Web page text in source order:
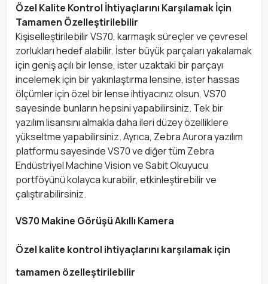
Özel Kalite Kontrol İhtiyaçlarını Karşılamak İçin
Tamamen Özelleştirilebilir
Kişiselleştirilebilir VS70, karmaşık süreçler ve çevresel
zorlukları hedef alabilir. İster büyük parçaları yakalamak
için geniş açılı bir lense, ister uzaktaki bir parçayı
incelemek için bir yakınlaştırma lensine, ister hassas
ölçümler için özel bir lense ihtiyacınız olsun, VS70
sayesinde bunların hepsini yapabilirsiniz. Tek bir
yazılım lisansını almakla daha ileri düzey özelliklere
yükseltme yapabilirsiniz. Ayrıca, Zebra Aurora yazılım
platformu sayesinde VS70 ve diğer tüm Zebra
Endüstriyel Machine Vision ve Sabit Okuyucu
portföyünü kolayca kurabilir, etkinleştirebilir ve
çalıştırabilirsiniz.
VS70 Makine Görüşü Akıllı Kamera
Özel kalite kontrol ihtiyaçlarını karşılamak için
tamamen özelleştirilebilir